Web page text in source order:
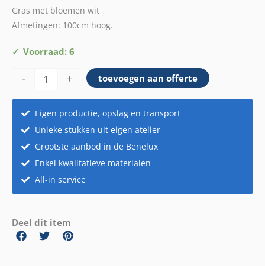
Gras met bloemen wit
Afmetingen: 100cm hoog.
Voorraad: 6
-
Gras
bloemen
aantal
+ toevoegen aan offerte
Eigen productie, opslag en transport
Unieke stukken uit eigen atelier
Grootste aanbod in de Benelux
Enkel kwalitatieve materialen
All-in service
Deel dit item